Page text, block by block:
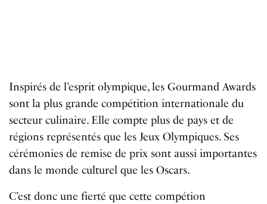
Inspirés de l’esprit olympique, les Gourmand Awards
sont la plus grande compétition internationale du
secteur culinaire. Ellecompte plus de pays et de
régions représentés que les Jeux Olympiques. Ses
cérémonies de remise de prix sont aussi importantes
dans le monde culturel que les Oscars.
C’est donc une fierté que cette compétion